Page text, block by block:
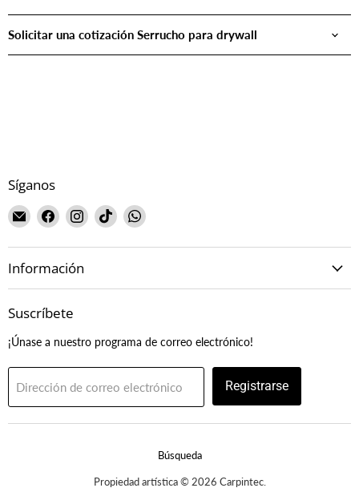
Solicitar una cotización Serrucho para drywall
Síganos
Encuéntrenos
Correo
electrónico
Encuéntrenos
Facebook
Encuéntrenos
Instagram
Encuéntrenos
TikTok
Encuéntrenos
WhatsApp
Información
Suscríbete
¡Únase a nuestro programa de correo electrónico!
Dirección de correo electrónico Registrarse
Búsqueda
Propiedad artística © 2026 Carpintec.